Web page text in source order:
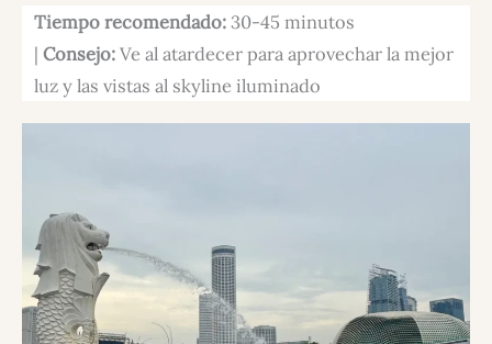
Tiempo recomendado:30-45 minutos
| Consejo:Ve al atardecer para aprovechar la mejor
luz y las vistas al skyline iluminado